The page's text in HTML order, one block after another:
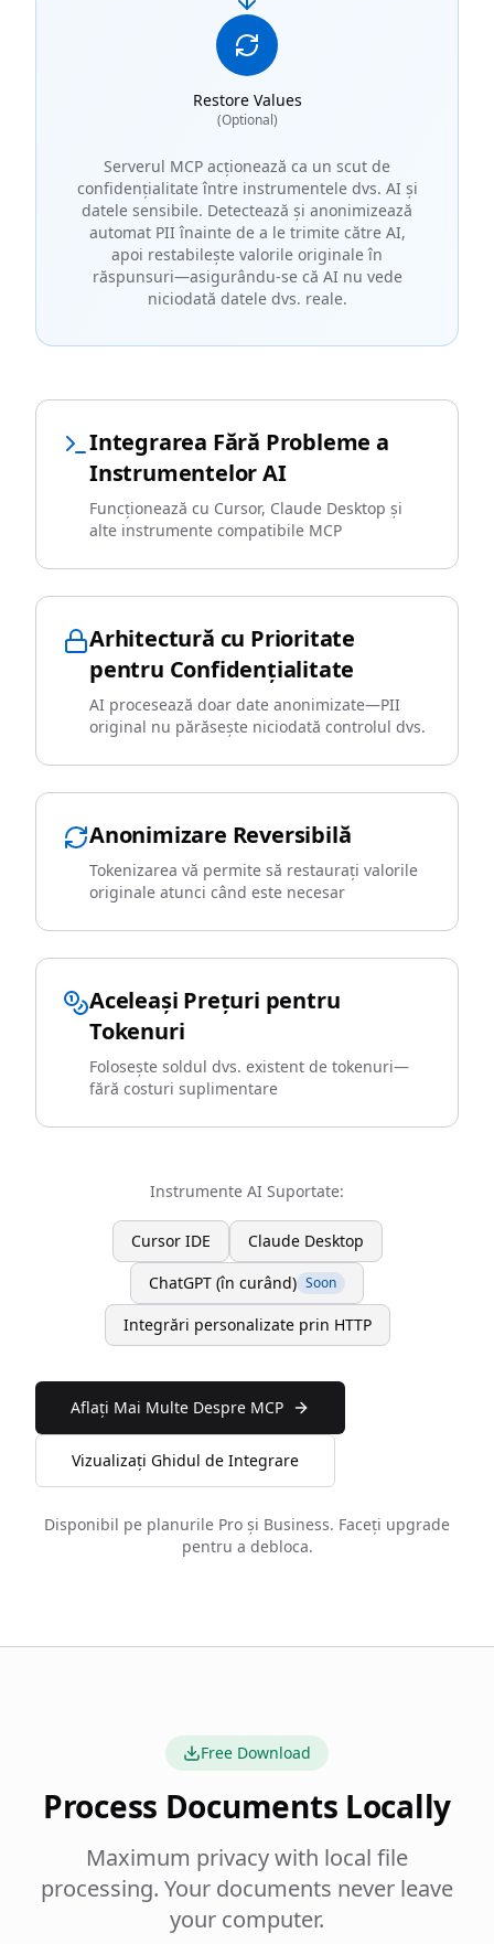
Restore Values
(Optional)
Serverul MCP acționează ca un scut de
confidențialitate între instrumentele dvs. AI și
datele sensibile. Detectează și anonimizează
automat PII înainte de a le trimite către AI,
apoi restabilește valorile originale în
răspunsuri—asigurându-se că AI nu vede
niciodată datele dvs. reale.
Integrarea Fără Probleme a
Instrumentelor AI
Funcționează cu Cursor, Claude Desktop și
alte instrumente compatibile MCP
Arhitectură cu Prioritate
pentru Confidențialitate
AI procesează doar date anonimizate—PII
original nu părăsește niciodată controlul dvs.
Anonimizare Reversibilă
Tokenizarea vă permite să restaurați valorile
originale atunci când este necesar
Aceleași Prețuri pentru
Tokenuri
Folosește soldul dvs. existent de tokenuri—
fără costuri suplimentare
Instrumente AI Suportate:
Cursor IDE
Claude Desktop
ChatGPT (în curând) Soon
Integrări personalizate prin HTTP
Aflați Mai Multe Despre MCP
Vizualizați Ghidul de Integrare
Disponibil pe planurile Pro și Business. Faceți upgrade
pentru a debloca.
Free Download
Process Documents Locally
Maximum privacy with local file
processing. Your documents never leave
your computer.